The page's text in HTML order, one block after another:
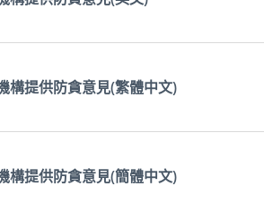
構提供防貪意見(繁體中文)
構提供防貪意見(簡體中文)